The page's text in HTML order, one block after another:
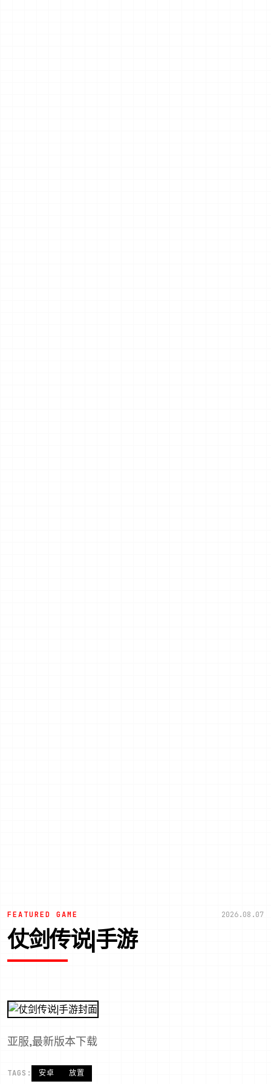
FEATURED GAME 2026.08.07
仗剑传说|手游
亚服,最新版本下载
TAGS: 安卓 放置